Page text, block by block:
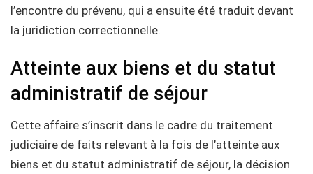
l’encontre du prévenu, qui a ensuite été traduit devant
la juridiction correctionnelle.
Atteinte aux biens et du statut
administratif de séjour
Cette affaire s’inscrit dans le cadre du traitement
judiciaire de faits relevant à la fois de l’atteinte aux
biens et du statut administratif de séjour, la décision